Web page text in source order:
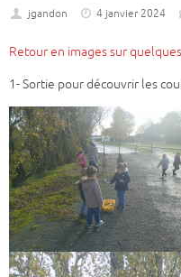
jgandon 4 janvier 2024
Retour en images sur
1- Sortie pour découvrir les